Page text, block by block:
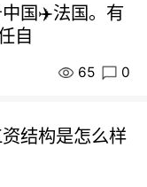
国✈️法国。有
自
65 0
结构是怎么样